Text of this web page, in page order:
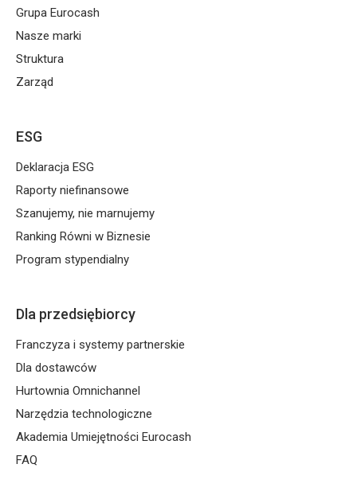
Grupa Eurocash
Nasze marki
Struktura
Zarząd
ESG
Deklaracja ESG
Raporty niefinansowe
Szanujemy, nie marnujemy
Ranking Równi w Biznesie
Program stypendialny
Dla przedsiębiorcy
Franczyza i systemy partnerskie
Dla dostawców
Hurtownia Omnichannel
Narzędzia technologiczne
Akademia Umiejętności Eurocash
FAQ